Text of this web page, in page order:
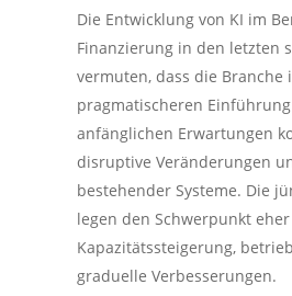
Die Entwicklung von KI im
Finanzierung in den letzten
vermuten, dass die Branche
pragmatischeren
anfänglichen Erwartungen
disruptive Veränderungen
bestehender Systeme. Die
legen den Schwerpunkt
Kapazitätssteigerung,
graduelle Verbesserungen.